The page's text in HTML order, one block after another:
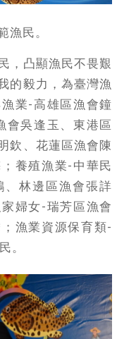
民。
，凸顯漁民不畏艱
的毅力，為臺灣漁
業-高雄區漁會鐘
會吳逢玉、東港區
欽、花蓮區漁會陳
養殖漁業-中華民
林邊區漁會張詳
婦女-瑞芳區漁會
漁業資源保育類-
。